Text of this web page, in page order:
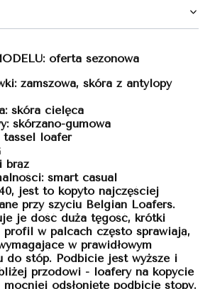
oferta sezonowa
zamszowa, skóra z antylopy
skóra cielęca
skórzano-gumowa
tassel loafer
brąz
smart casual
jest to kopyto najczęściej
przy szyciu Belgian Loafers.
je dość duża tęgość, krótki
profil w palcach często sprawiają,
w prawidłowym
do stóp. Podbicie jest wyższe i
przodowi - loafery na kopycie
mocniej odsłonięte podbicie stopy.